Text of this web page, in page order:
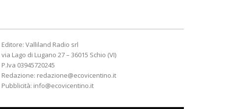
Editore: Valliland Radio srl
via Lago di Lugano 27 – 36015 Schio (VI)
P.Iva 03945720245
Redazione: redazione@ecovicentino.it
Pubblicità: info@ecovicentino.it